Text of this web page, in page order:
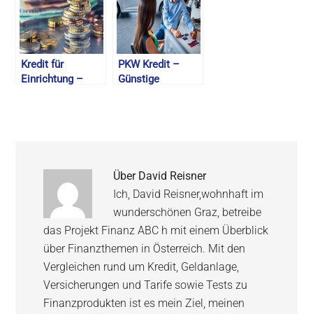
2026
Kredit für
Einrichtung –
PKW Kredit –
Günstige
Über David Reisner
Ich, David Reisner,wohnhaft im
wunderschönen Graz, betreibe
das Projekt Finanz ABC h mit einem Überblick
über Finanzthemen in Österreich. Mit den
Vergleichen rund um Kredit, Geldanlage,
Versicherungen und Tarife sowie Tests zu
Finanzprodukten ist es mein Ziel, meinen